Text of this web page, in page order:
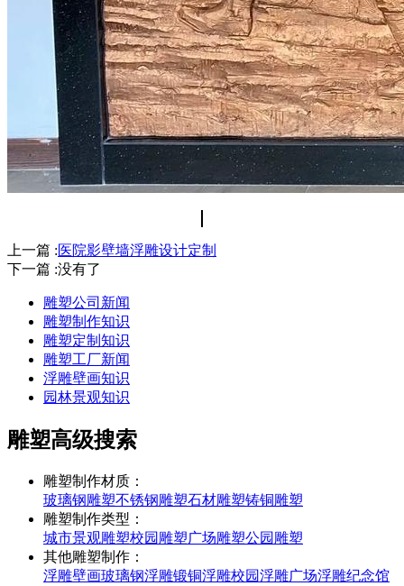
上一篇 :医院影壁墙浮雕设计定制
下一篇 :没有了
雕塑公司新闻
雕塑制作知识
雕塑定制知识
雕塑工厂新闻
浮雕壁画知识
园林景观知识
雕塑高级搜索
雕塑制作材质：
玻璃钢雕塑不锈钢雕塑石材雕塑铸铜雕塑
雕塑制作类型：
城市景观雕塑校园雕塑广场雕塑公园雕塑
其他雕塑制作：
浮雕壁画玻璃钢浮雕锻铜浮雕校园浮雕广场浮雕纪念馆